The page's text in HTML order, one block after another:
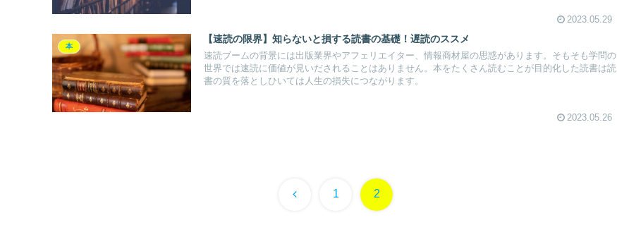
2023.05.29
本
【速読の限界】知らないと損する読書の基礎！遅読のススメ
速読ブームの背景には出版業界やアフェリエイター、情報商材屋の思惑があります。そもそも学問の
世界では速読に価値が見いだされることはありません。本をたくさん読むことが目的化した読書は読
書の質を落としひいては人生の損失につながります。
2023.05.26
前 1 2